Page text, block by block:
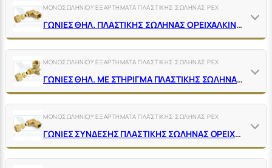
ΜΟΝΟΣΩΛΗΝΙΟΥ ΕΞΑΡΤΗΜΑΤΑ ΠΛΑΣΤΙΚΗΣ ΣΩΛΗΝΑΣ ΡΕΧ
ΓΩΝΙΕΣ ΘΗΛ. ΠΛΑΣΤΙΚΗΣ ΣΩΛΗΝΑΣ ΟΡΕΙΧΑΛΚΙΝΕΣ ΚΙΤΡΙΝΕΣ
ΜΟΝΟΣΩΛΗΝΙΟΥ ΕΞΑΡΤΗΜΑΤΑ ΠΛΑΣΤΙΚΗΣ ΣΩΛΗΝΑΣ ΡΕΧ
ΓΩΝΙΕΣ ΘΗΛ. ΜΕ ΣΤΗΡΙΓΜΑ ΠΛΑΣΤΙΚΗΣ ΣΩΛΗΝΑΣ ΟΡΕΙΧΑΛΚΙΝΕΣ ΚΙΤΡΙΝΕΣ
ΜΟΝΟΣΩΛΗΝΙΟΥ ΕΞΑΡΤΗΜΑΤΑ ΠΛΑΣΤΙΚΗΣ ΣΩΛΗΝΑΣ ΡΕΧ
ΓΩΝΙΕΣ ΣΥΝΔΕΣΗΣ ΠΛΑΣΤΙΚΗΣ ΣΩΛΗΝΑΣ ΟΡΕΙΧΑΛΚΙΝΕΣ ΚΙΤΡΙΝΕΣ